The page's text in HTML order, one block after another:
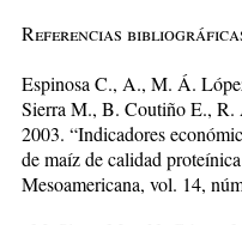
Referencias
Espinosa C., A., M. Á.
Sierra M., B. Coutiño E.,
2003. “Indicadores
de maíz de calidad
Mesoamericana, vol. 14,